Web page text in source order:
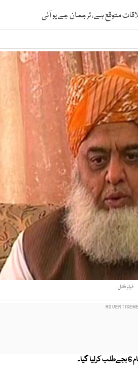
متوقع ہے، ترجمان جے یو آئی
فوٹو فائل